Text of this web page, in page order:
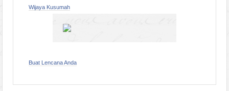
Wijaya Kusumah
Buat Lencana Anda